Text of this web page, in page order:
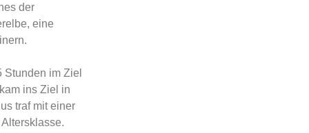
der
eine
im Ziel
ins Ziel in
traf mit einer